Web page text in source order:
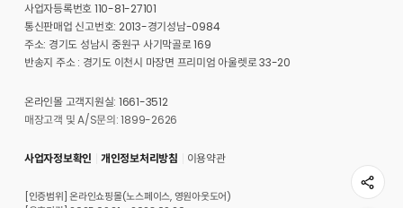
사업자등록번호 110-81-27101
통신판매업 신고번호: 2013-경기성남-0984
주소: 경기도 성남시 중원구 사기막골로 169
반송지 주소 : 경기도 이천시 마장면 프리미엄 아울렛로 33-20
온라인몰 고객지원실: 1661-3512
매장고객 및 A/S문의: 1899-2626
사업자정보확인 개인정보처리방침 이용약관
[인증범위] 온라인쇼핑몰(노스페이스, 영원아웃도어)